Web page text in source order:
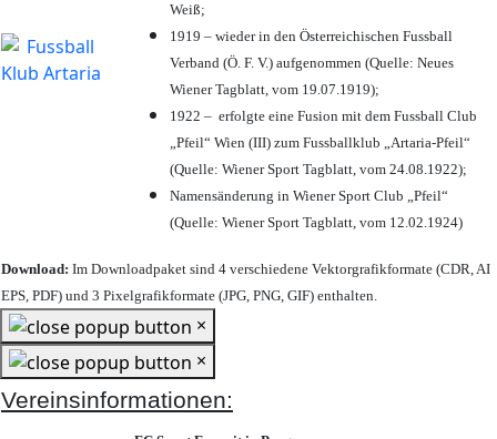
Weiß;
1919 – wieder in den Österreichischen Fussball
Verband (Ö. F. V.) aufgenommen (Quelle: Neues
Wiener Tagblatt, vom 19.07.1919);
1922 – erfolgte eine Fusion mit dem Fussball Club
„Pfeil“ Wien (III) zum Fussballklub „Artaria-Pfeil“
(Quelle: Wiener Sport Tagblatt, vom 24.08.1922);
Namensänderung in Wiener Sport Club „Pfeil“
(Quelle: Wiener Sport Tagblatt, vom 12.02.1924)
Download: Im Downloadpaket sind 4 verschiedene Vektorgrafikformate (CDR, AI
EPS, PDF) und 3 Pixelgrafikformate (JPG, PNG, GIF) enthalten.
×
×
Vereinsinformationen: